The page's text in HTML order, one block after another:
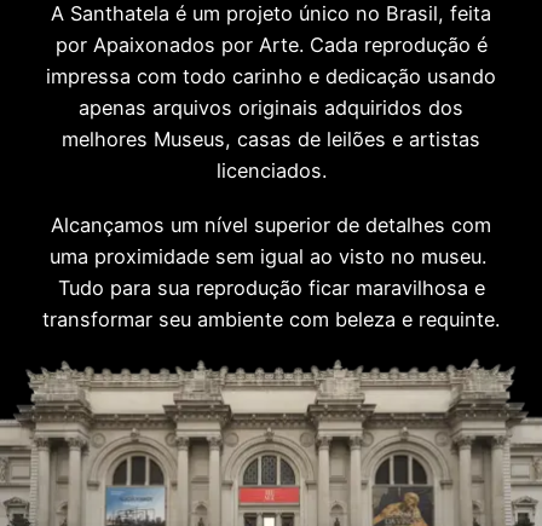
A Santhatela é um projeto único no Brasil, feita
por Apaixonados por Arte. Cada reprodução é
impressa com todo carinho e dedicação usando
apenas arquivos originais adquiridos dos
melhores Museus, casas de leilões e artistas
licenciados.
Alcançamos um nível superior de detalhes com
uma proximidade sem igual ao visto no museu.
Tudo para sua reprodução ficar maravilhosa e
transformar seu ambiente com beleza e requinte.